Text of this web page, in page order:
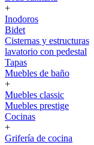
+
Inodoros
Bidet
Cisternas y estructuras
lavatorio con pedestal
Tapas
Muebles de baño
+
Muebles classic
Muebles prestige
Cocinas
+
Grifería de cocina